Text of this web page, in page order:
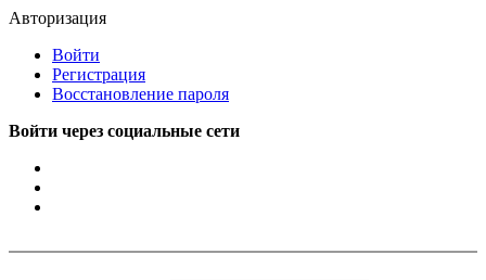
Авторизация
Войти
Регистрация
Восстановление пароля
Войти через социальные сети